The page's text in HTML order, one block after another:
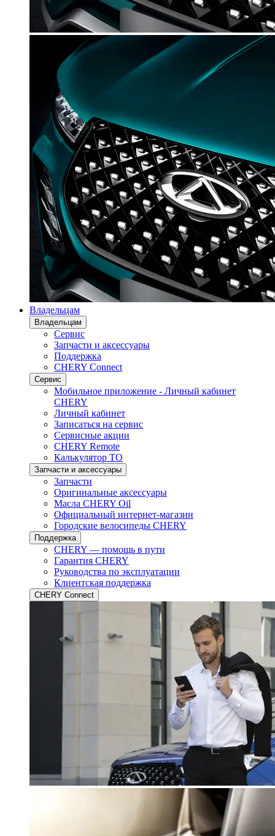
Владельцам
Владельцам
Сервис
Запчасти и аксессуары
Поддержка
CHERY Connect
Сервис
Мобильное приложение - Личный кабинет
CHERY
Личный кабинет
Записаться на сервис
Сервисные акции
CHERY Remote
Калькулятор ТО
Запчасти и аксессуары
Запчасти
Оригинальные аксессуары
Масла CHERY Oil
Официальный интернет-магазин
Городские велосипеды CHERY
Поддержка
CHERY — помощь в пути
Гарантия CHERY
Руководства по эксплуатации
Клиентская поддержка
CHERY Connect